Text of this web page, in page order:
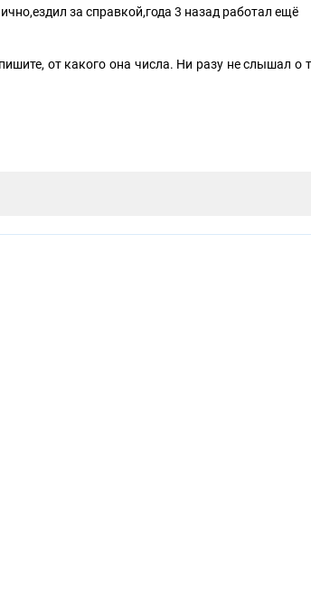
за справкой,года 3 назад работал ещё
от какого она числа. Ни разу не слышал о